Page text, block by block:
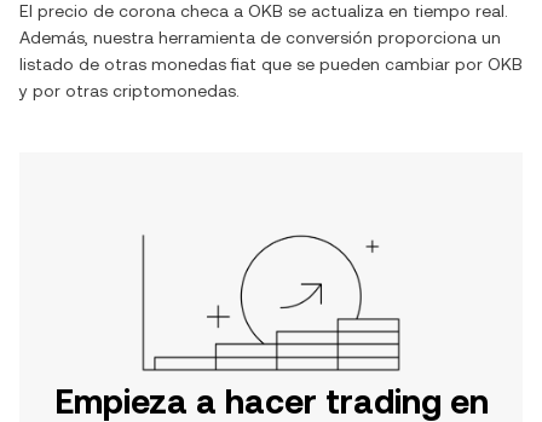
El precio de corona checa a OKB se actualiza en tiempo real.
Además, nuestra herramienta de conversión proporciona un
listado de otras monedas fiat que se pueden cambiar por OKB
y por otras criptomonedas.
Empieza a hacer trading en